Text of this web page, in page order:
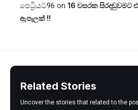
පෙට්‍රියට්96 on 16 වසරක සිරදඬුවමට
ඇපෑලක් !!
Related Stories
Uncover the stories that related to the